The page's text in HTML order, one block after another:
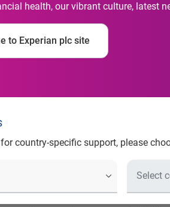
health, our vibrant culture, latest
to Experian plc site
for country-specific support, please
compra
da Virid